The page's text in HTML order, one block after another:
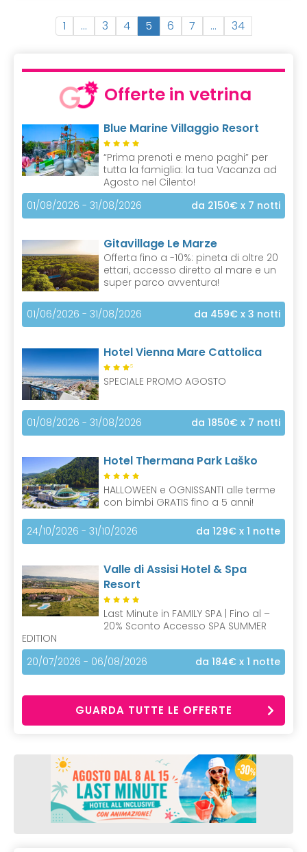
1 … 3 4 5(
c
r
r
e
t
6 7 … 34
Offerte in vetrina
Blue Marine Villaggio Resort
“Prima prenoti e meno paghi” per
tutta la famiglia: la tua Vacanza ad
Agosto nel Cilento!
01/08/2026 - 31/08/2026
da 2150€ x 7 notti
Gitavillage Le Marze
Offerta fino a -10%: pineta di oltre 20
ettari, accesso diretto al mare e un
super parco avventura!
01/06/2026 - 31/08/2026 da 459€ x 3 notti
Hotel Vienna Mare Cattolica
S
SPECIALE PROMO AGOSTO
01/08/2026 - 31/08/2026 da 1850€ x 7 notti
Hotel Thermana Park Laško
HALLOWEEN e OGNISSANTI alle terme
con bimbi GRATIS fino a 5 anni!
24/10/2026 - 31/10/2026 da 129€ x 1 notte
Valle di Assisi Hotel & Spa
Resort
Last Minute in FAMILY SPA | Fino al –
20% Sconto Accesso SPA SUMMER
EDITION
20/07/2026 - 06/08/2026
da 184€ x 1 notte
GUARDA TUTTE LE OFFERTE